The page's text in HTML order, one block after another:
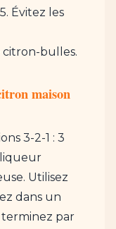
Évitez les
bulles.
maison
3-2-1 : 3
liqueur
Utilisez
dans un
par